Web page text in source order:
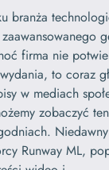
branża
firma nie
to coraz
w mediach
zobaczyć
Runway ML,